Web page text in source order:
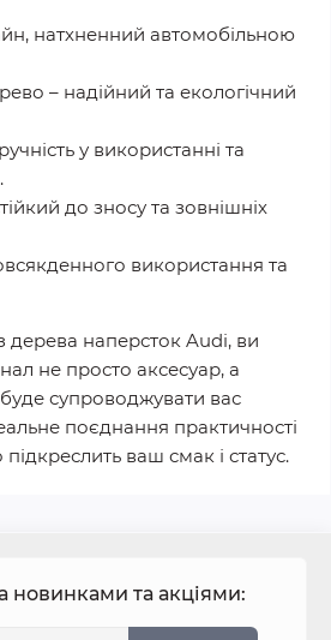
натхненний автомобільною
– надійний та екологічний
у використанні та
до зносу та зовнішніх
використання та
наперсток Audi, ви
не просто аксесуар, а
супроводжувати вас
поєднання практичності
ваш смак і статус.
новинками та акціями: